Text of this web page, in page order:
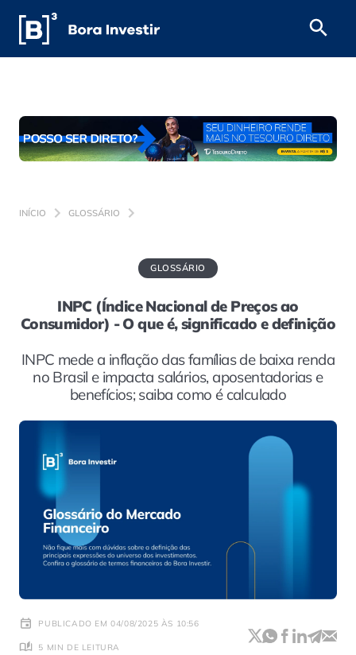
INÍCIO GLOSSÁRIO
GLOSSÁRIO
INPC (Índice Nacional de Preços ao
Consumidor) - O que é, significado e definição
INPC mede a inflação das famílias de baixa renda
no Brasil e impacta salários, aposentadorias e
benefícios; saiba como é calculado
PUBLICADO EM 04/08/2025 ÀS 10:56
5 MIN DE LEITURA